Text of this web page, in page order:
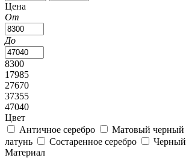
Цена
От
До
8300
17985
27670
37355
47040
Цвет
Античное серебро
Матовый черный
латунь
Состаренное серебро
Черный
Материал